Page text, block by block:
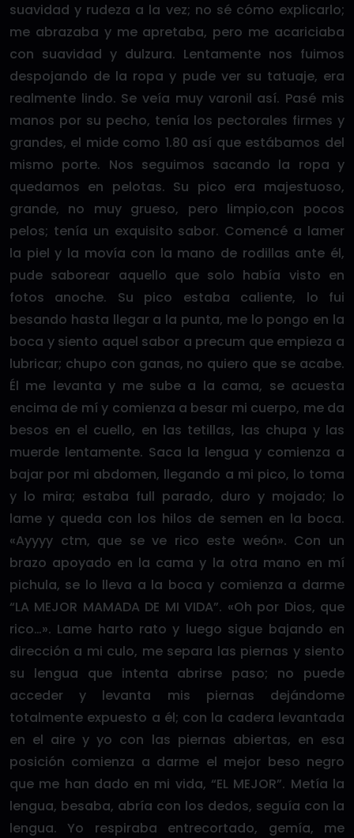
suavidad y rudeza a la vez; no sé cómo explicarlo;
me abrazaba y me apretaba, pero me acariciaba
con suavidad y dulzura. Lentamente nos fuimos
despojando de la ropa y pude ver su tatuaje, era
realmente lindo. Se veía muy varonil así. Pasé mis
manos por su pecho, tenía los pectorales firmes y
grandes, el mide como 1.80 así que estábamos del
mismo porte. Nos seguimos sacando la ropa y
quedamos en pelotas. Su pico era majestuoso,
grande, no muy grueso, pero limpio,con pocos
pelos; tenía un exquisito sabor. Comencé a lamer
la piel y la movía con la mano de rodillas ante él,
pude saborear aquello que solo había visto en
fotos anoche. Su pico estaba caliente, lo fui
besando hasta llegar a la punta, me lo pongo en la
boca y siento aquel sabor a precum que empieza a
lubricar; chupo con ganas, no quiero que se acabe.
Él me levanta y me sube a la cama, se acuesta
encima de mí y comienza a besar mi cuerpo, me da
besos en el cuello, en las tetillas, las chupa y las
muerde lentamente. Saca la lengua y comienza a
bajar por mi abdomen, llegando a mi pico, lo toma
y lo mira; estaba full parado, duro y mojado; lo
lame y queda con los hilos de semen en la boca.
«Ayyyy ctm, que se ve rico este weón». Con un
brazo apoyado en la cama y la otra mano en mí
pichula, se lo lleva a la boca y comienza a darme
“LA MEJOR MAMADA DE MI VIDA”. «Oh por Dios, que
rico…». Lame harto rato y luego sigue bajando en
dirección a mi culo, me separa las piernas y siento
su lengua que intenta abrirse paso; no puede
acceder y levanta mis piernas dejándome
totalmente expuesto a él; con la cadera levantada
en el aire y yo con las piernas abiertas, en esa
posición comienza a darme el mejor beso negro
que me han dado en mi vida, “EL MEJOR”. Metía la
lengua, besaba, abría con los dedos, seguía con la
lengua. Yo respiraba entrecortado, gemía, me